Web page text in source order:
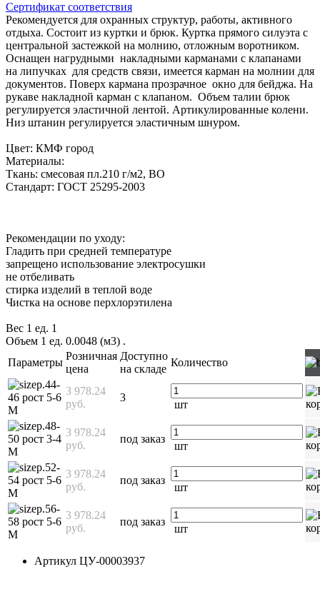
Сертификат соответствия
Рекомендуется для охранных структур, работы, активного
отдыха. Состоит из куртки и брюк. Куртка прямого силуэта с
центральной застежкой на молнию, отложным воротником.
Оснащен нагрудными накладными карманами с клапанами
на липучках для средств связи, имеется карман на молнии для
документов. Поверх кармана прозрачное окно для бейджа. На
рукаве накладной карман с клапаном. Объем талии брюк
регулируется эластичной лентой. Артикулированные колени.
Низ штанин регулируется эластичным шнуром.
Цвет: КМФ город
Материалы:
Ткань: смесовая пл.210 г/м2, ВО
Стандарт: ГОСТ 25295-2003
Рекомендации по уходу:
Гладить при средней температуре
запрещено использование электросушки
не отбеливать
стирка изделий в теплой воде
Чистка на основе перхлорэтилена
Вес 1 ед. 1
Объем 1 ед. 0.0048 (м3) .
Параметры
Розничная
цена
Доступно
на складе
Количество
р.44-
46 рост 5-6
М
3 978.24
руб.
3
шт
р.48-
50 рост 3-4
М
3 978.24
руб.
под заказ
шт
р.52-
54 рост 5-6
М
3 978.24
руб.
под заказ
шт
р.56-
58 рост 5-6
М
3 978.24
руб.
под заказ
шт
Артикул ЦУ-00003937